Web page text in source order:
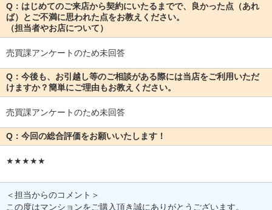
Q：はじめてのご来店から契約にいたるまでで、良かった点（あれ
ば）とご不満に思われた点をお教えください。
（担当者やお店について）
売買課アンケートのため未回答
Q：今後も、お引越し等のご相談がある際には当店をご利用いただ
けますか？簡単にご理由もお教えください。
売買課アンケートのため未回答
Q：今回の総合評価をお願いいたします！
★★★★★
＜担当からのコメント＞
この度はマンションをご購入頂き誠にありがとうございます。